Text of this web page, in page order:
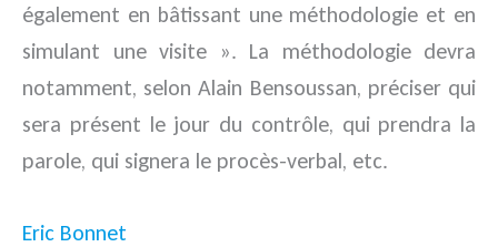
également en bâtissant une méthodologie et en
simulant une visite ». La méthodologie devra
notamment, selon Alain Bensoussan, préciser qui
sera présent le jour du contrôle, qui prendra la
parole, qui signera le procès-verbal, etc.
Eric Bonnet